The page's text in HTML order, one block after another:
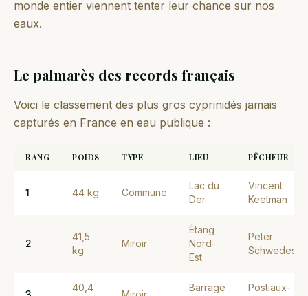
monde entier viennent tenter leur chance sur nos
eaux.
Le palmarès des records français
Voici le classement des plus gros cyprinidés jamais
capturés en France en eau publique :
RANG POIDS TYPE LIEU PÊCHEUR
1 44 kg Commune
Lac du
Der
Vincent
Keetman
2
41,5
kg
Miroir
Étang
Nord-
Est
Peter
Schwedes
40,4
Barrage
Postiaux-